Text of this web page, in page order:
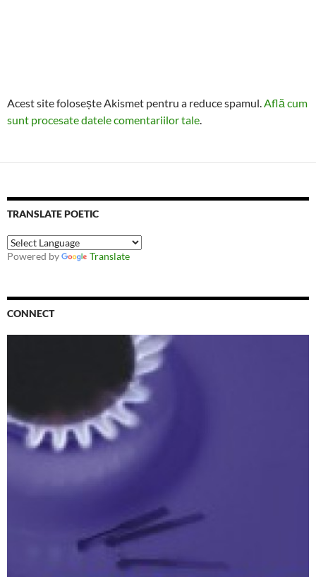
Acest site folosește Akismet pentru a reduce spamul.Află cum
sunt procesate datele comentariilor tale.
TRANSLATE POETIC
Powered by Translate
CONNECT